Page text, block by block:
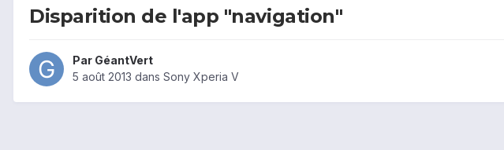
Disparition de l'app "navigation"
Par GéantVert
5 août 2013 dans Sony Xperia V